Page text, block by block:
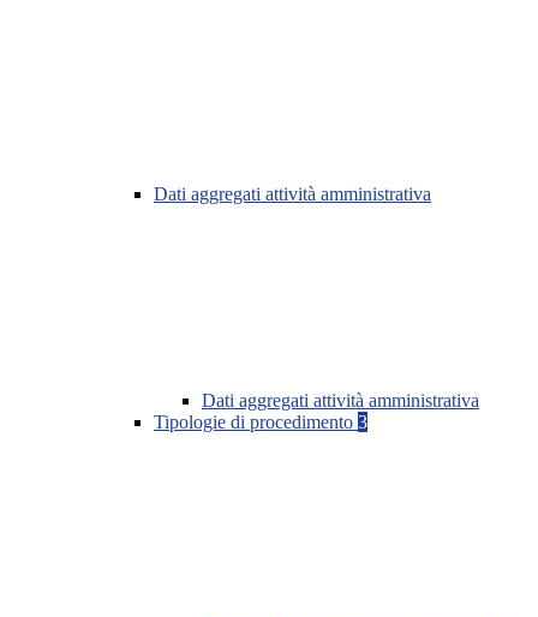
Dati aggregati attività amministrativa
Dati aggregati attività amministrativa
Tipologie di procedimento 3